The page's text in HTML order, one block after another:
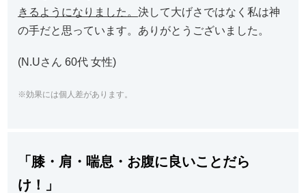
きるようになりました。 決して大げさではなく私は神
の手だと思っています。ありがとうございました。
(N.Uさん 60代 女性)
※効果には個人差があります。
「膝・肩・喘息・お腹に良いことだら
け！」